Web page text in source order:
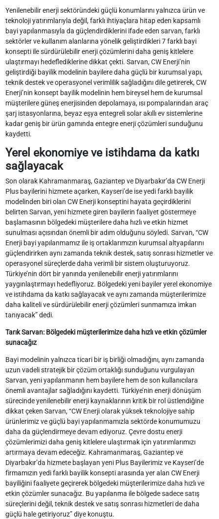
Yenilenebilir enerji sektöründeki güçlü konumlarını yalnızca ürün ve
teknoloji yatırımlarıyla değil, farklı ihtiyaçlara hitap eden kapsamlı
bayi yapılanmasıyla da güçlendirdiklerini ifade eden sarvan, farklı
sektörler ve kullanım alanlarına yönelik geliştirdikleri 7 farklı bayi
konsepti ile sürdürülebilir enerji çözümlerini daha geniş kitlelere
ulaştırmayı hedeflediklerine dikkat çekti. Sarvan, CW Enerji’nin
geliştirdiği bayilik modelinin bayilere daha güçlü bir kurumsal yapı,
teknik destek ve operasyonel verimlilik sağladığını dile getirerek, CW
Enerji’nin konsept bayilik modelinin hem bireysel hem de kurumsal
müşterilere güneş enerjisinden depolamaya, ısı pompalarından araç
şarj istasyonlarına, beyaz eşya entegreli solar akıllı ev sistemlerine
kadar geniş bir ürün gamında entegre enerji çözümleri sunduğunu
kaydetti.
Yerel ekonomiye ve istihdama da katkı
sağlayacak
Son olarak Kahramanmaraş, Gaziantep ve Diyarbakır’da CW Enerji
Plus bayilerini hizmete açarken, Kayseri’de ise yedi farklı bayilik
modelinden biri olan CW Enerji konseptini hayata geçirdiklerini
belirten Sarvan, yeni hizmete giren bayilerin faaliyet göstermeye
başlamasının bölgedeki müşterilere daha hızlı ve etkin hizmet
sunulması açısından önemli bir adım olduğunu söyledi. Sarvan, “CW
Enerji bayi yapılanmamız ile iş ortaklarımızın kurumsal altyapılarını
güçlendirirken aynı zamanda teknik destek, satış sonrası hizmetler ve
operasyonel süreçlerde daha verimli bir sistem oluşturuyoruz.
Türkiye’nin dört bir yanında yenilenebilir enerji yatırımlarını
yaygınlaştırmayı hedefliyoruz. Bölgedeki yeni bayiler yerel ekonomiye
ve istihdama da katkı sağlayacak ve aynı zamanda müşterilerimize
daha kaliteli ve sürdürülebilir enerji çözümleri sunmamıza imkan
tanıyacak” dedi.
Tarık Sarvan: Bölgedeki müşterilerimize daha hızlı ve etkin çözümler
sunacağız
Bayi modelinin yalnızca ticari bir iş birliği olmadığını, aynı zamanda
uzun vadeli stratejik bir çözüm ortaklığı sunduğunu vurgulayan
Sarvan, yeni yapılanmanın hem bayilere hem de son kullanıcılara
önemli avantajlar sağladığını kaydetti. Türkiye’nin enerji dönüşüm
sürecinde yenilenebilir enerji kaynaklarının kritik bir rol üstlendiğine
dikkat çeken Sarvan, “CW Enerji olarak yüksek teknolojiye sahip
ürünlerimiz ve güçlü bayi yapılanmamızla sektörde konumumuzu
daha da güçlendirmeye devam ediyoruz. Çevre dostu enerji
çözümlerimizi daha geniş kitlelere ulaştırmak için yatırımlarımızı
artırmaya devam edeceğiz. Kahramanmaraş, Gaziantep ve
Diyarbakır’da hizmete başlayan yeni Plus Bayilerimiz ve Kayseri’de
firmamızın yedi farklı bayilik konsepti arasında yer alan CW Enerji
bayiliğini faaliyete geçirerek bölgedeki müşterilerimize daha hızlı ve
etkin çözümler sunacağız. Bu yapılanma ile bölgede sadece satış
süreçlerini değil, teknik destek ve satış sonrası hizmetleri de daha
güçlü hale getiriyoruz” diye konuştu.